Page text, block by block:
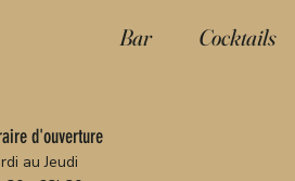
Bar Cocktails
d'ouverture
au Jeudi